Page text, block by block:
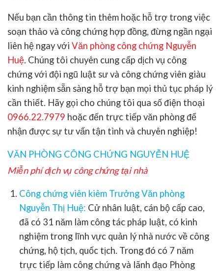
Nếu bạn cần thông tin thêm hoặc hỗ trợ trong việc
soạn thảo và công chứng hợp đồng, đừng ngần ngại
liên hệ ngay với Văn phòng công chứng Nguyễn
Huệ. Chúng tôi chuyên cung cấp dịch vụ công
chứng với đội ngũ luật sư và công chứng viên giàu
kinh nghiệm sẵn sàng hỗ trợ bạn mọi thủ tục pháp lý
cần thiết. Hãy gọi cho chúng tôi qua số điện thoại
0966.22.7979 hoặc đến trực tiếp văn phòng để
nhận được sự tư vấn tận tình và chuyên nghiệp!
VĂN PHÒNG CÔNG CHỨNG NGUYỄN HUỆ
Miễn phí dịch vụ công chứng tại nhà
Công chứng viên kiêm Trưởng Văn phòng
Nguyễn Thị Huệ: Cử nhân luật, cán bộ cấp cao,
đã có 31 năm làm công tác pháp luật, có kinh
nghiệm trong lĩnh vực quản lý nhà nước về công
chứng, hộ tịch, quốc tịch. Trong đó có 7 năm
trực tiếp làm công chứng và lãnh đạo Phòng